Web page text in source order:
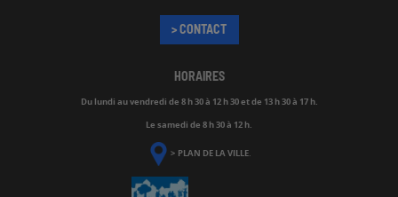
> CONTACT
HORAIRES
Du lundi au vendredi de 8 h 30 à 12 h 30 et de 13 h 30 à 17 h.
Le samedi de 8 h 30 à 12 h.
> PLAN DE LA VILLE